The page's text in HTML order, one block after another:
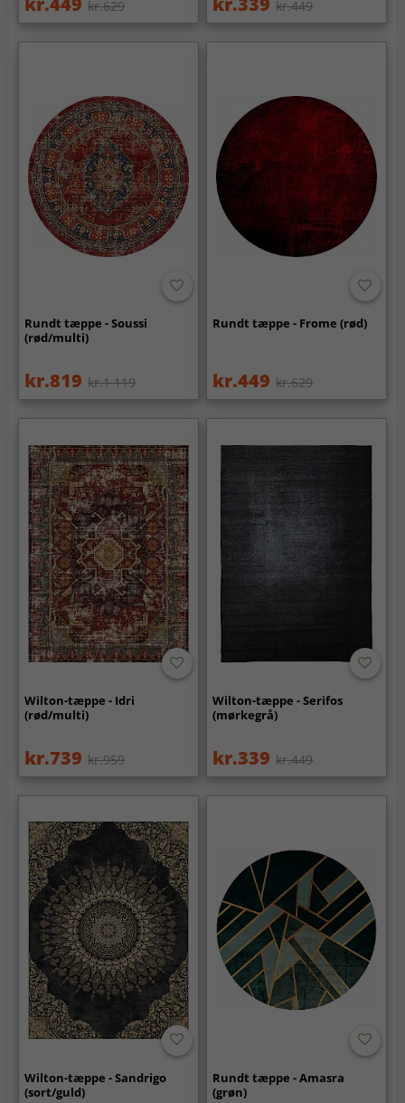
kr.629 kr.449
Rundt tæppe - Soussi
(rød/multi)
kr.819 kr.1 119
Rundt tæppe - Frome (rød)
kr.449 kr.629
Wilton-tæppe - Idri
(rød/multi)
kr.739 kr.959
Wilton-tæppe - Serifos
(mørkegrå)
kr.339 kr.449
Wilton-tæppe - Sandrigo
(sort/guld)
Rundt tæppe - Amasra
(grøn)